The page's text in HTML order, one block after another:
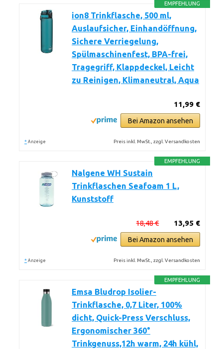
EMPFEHLUNG
ion8 Trinkflasche, 500 ml,
Auslaufsicher, Einhandöffnung,
Sichere Verriegelung,
Spülmaschinenfest, BPA-frei,
Tragegriff, Klappdeckel, Leicht
zu Reinigen, Klimaneutral, Aqua
11,99 €
Bei Amazon ansehen
* Anzeige Preis inkl. MwSt., zzgl. Versandkosten
EMPFEHLUNG
Nalgene WH Sustain
Trinkflaschen Seafoam 1 L,
Kunststoff
13,95 €
18,48 €
Bei Amazon ansehen
* Anzeige Preis inkl. MwSt., zzgl. Versandkosten
EMPFEHLUNG
Emsa Bludrop Isolier-
Trinkflasche, 0,7 Liter, 100%
dicht, Quick-Press Verschluss,
Ergonomischer 360°
Trinkgenuss,12h warm, 24h kühl,